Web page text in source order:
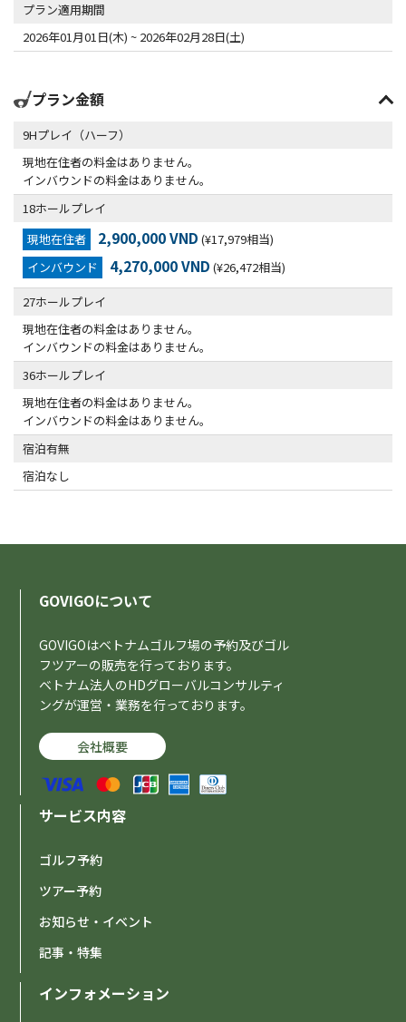
プラン適用期間
2026年01月01日(木) ~ 2026年02月28日(土)
プラン金額
9Hプレイ（ハーフ）
現地在住者の料金はありません。
インバウンドの料金はありません。
18ホールプレイ
現地在住者
2,900,000 VND (¥17,979相当)
インバウンド
4,270,000 VND (¥26,472相当)
27ホールプレイ
現地在住者の料金はありません。
インバウンドの料金はありません。
36ホールプレイ
現地在住者の料金はありません。
インバウンドの料金はありません。
宿泊有無
宿泊なし
GOVIGOについて
GOVIGOはベトナムゴルフ場の予約及びゴル
フツアーの販売を行っております。
ベトナム法人のHDグローバルコンサルティ
ングが運営・業務を行っております。
会社概要
サービス内容
ゴルフ予約
ツアー予約
お知らせ・イベント
記事・特集
インフォメーション